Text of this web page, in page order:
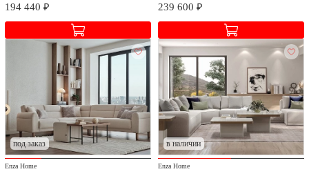
Доставка и сборка
Мы заботимся о безопасности доставки и качестве сборки
приобретаемых товаров.
Стоимость доставки и сборки оговаривается при заключении
договора в зависимости от географического расположения.
194 440 ₽
239 600 ₽
под заказ
Enza Home
в наличии
Enza Home